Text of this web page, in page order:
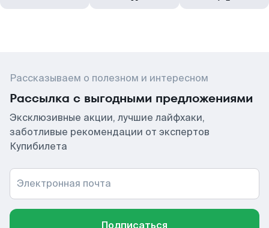
Рассказываем о полезном и интересном
Рассылка с выгодными предложениями
Эксклюзивные акции, лучшие лайфхаки,
заботливые рекомендации от экспертов
Купибилета
Электронная почта
Подписаться